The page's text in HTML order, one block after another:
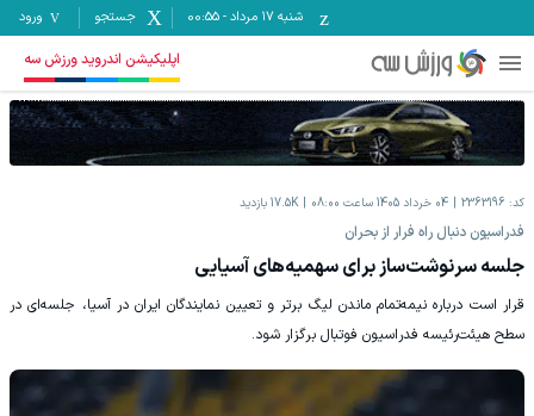
شنبه ۱۷ مرداد -
00:55 جستجو ورود
اپلیکیشن اندروید ورزش سه
کد: 2363196 04 خرداد 1405 ساعت 08:00 17.5K بازدید
فدراسیون دنبال راه فرار از بحران
جلسه سرنوشت‌ساز برای سهمیه‌های آسیایی
قرار است درباره نیمه‌تمام ماندن لیگ برتر و تعیین نمایندگان ایران در آسیا، جلسه‌ای در
سطح هیئت‌رئیسه فدراسیون فوتبال برگزار شود.